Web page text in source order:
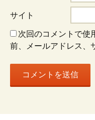
ン
サイト
次回のコメントで使
前、メールアドレス、